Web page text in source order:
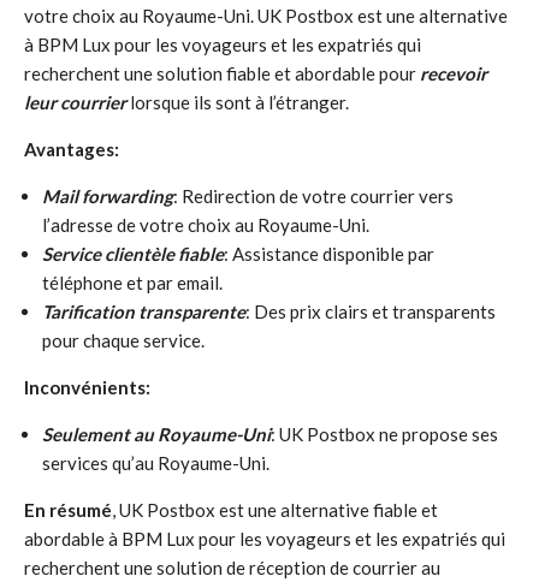
votre choix au Royaume-Uni. UK Postbox est une alternative
à BPM Lux pour les voyageurs et les expatriés qui
recherchent une solution fiable et abordable pour recevoir
leur courrierlorsque ils sont à l’étranger.
Avantages:
Mail forwarding: Redirection de votre courrier vers
l’adresse de votre choix au Royaume-Uni.
Service clientèle fiable: Assistance disponible par
téléphone et par email.
Tarification transparente: Des prix clairs et transparents
pour chaque service.
Inconvénients:
Seulement au Royaume-Uni: UK Postbox ne propose ses
services qu’au Royaume-Uni.
En résumé, UK Postbox est une alternative fiable et
abordable à BPM Lux pour les voyageurs et les expatriés qui
recherchent une solution de réception de courrier au